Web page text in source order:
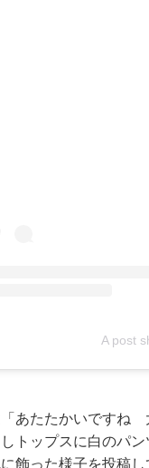
A post
あたたかいですね
トップスに白のパ
飾った様子を投稿